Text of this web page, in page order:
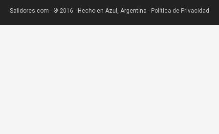
Salidores.com - ® 2016 - Hecho en Azul, Argentina - Política de Privacidad